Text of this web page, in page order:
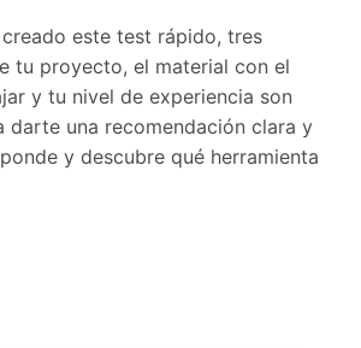
este test rápido, tres
tu proyecto, el material con el
y tu nivel de experiencia son
darte una recomendación clara y
y descubre qué herramienta